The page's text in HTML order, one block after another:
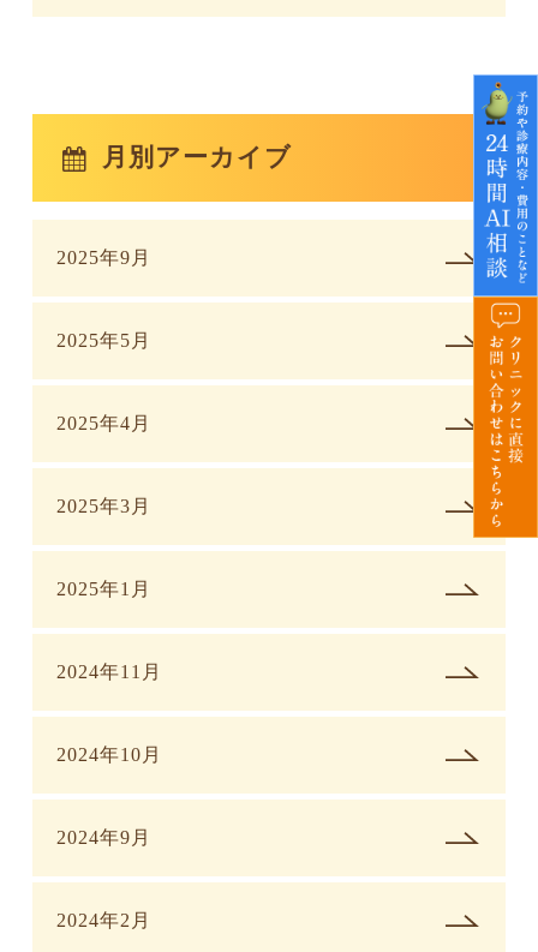
月別アーカイブ
2025年9月
2025年5月
2025年4月
2025年3月
2025年1月
2024年11月
2024年10月
2024年9月
2024年2月